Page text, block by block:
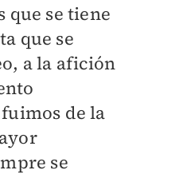
que se tiene
que se
a la afición
de la
se